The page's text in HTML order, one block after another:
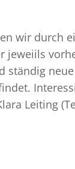
wir durch
jeweiils
ständig neue
Leiting